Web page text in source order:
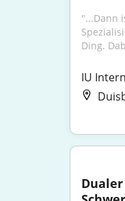
"...Dann
Ding.
IU